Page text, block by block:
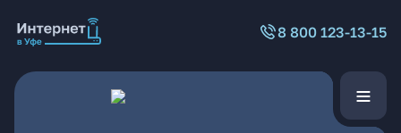
8 800 123-13-15